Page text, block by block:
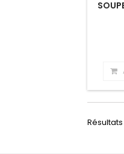
Résultats